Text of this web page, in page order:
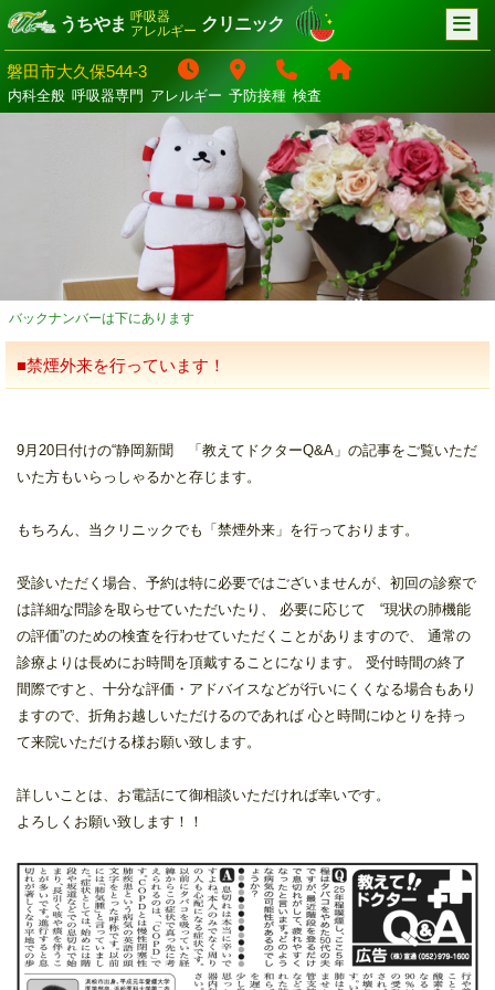
うちやま 呼吸器
アレルギー クリニック
磐田市大久保544-3
内科全般 呼吸器専門 アレルギー 予防接種 検査
バックナンバーは下にあります
■禁煙外来を行っています！
9月20日付けの“静岡新聞 「教えてドクターQ&A」の記事をご覧いただ
いた方もいらっしゃるかと存じます。
もちろん、当クリニックでも「禁煙外来」を行っております。
受診いただく場合、予約は特に必要ではございませんが、初回の診察で
は詳細な問診を取らせていただいたり、 必要に応じて “現状の肺機能
の評価”のための検査を行わせていただくことがありますので、 通常の
診療よりは長めにお時間を頂戴することになります。 受付時間の終了
間際ですと、十分な評価・アドバイスなどが行いにくくなる場合もあり
ますので、折角お越しいただけるのであれば 心と時間にゆとりを持っ
て来院いただける様お願い致します。
詳しいことは、お電話にて御相談いただければ幸いです。
よろしくお願い致します！！